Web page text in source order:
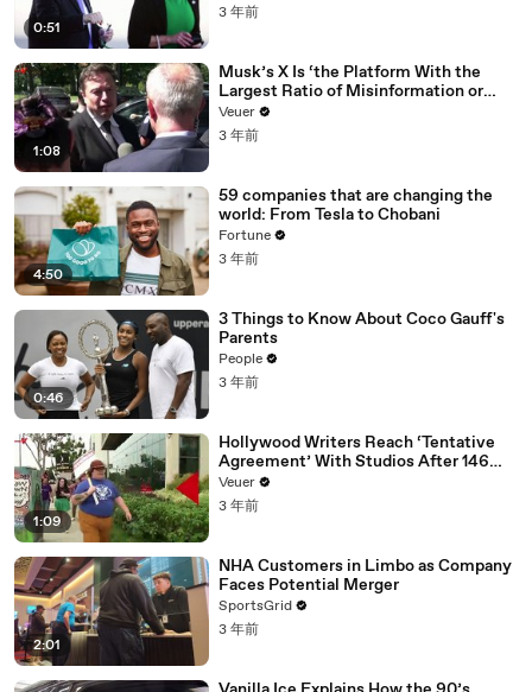
0:51
3 年前
1:08
Musk’s X Is ‘the Platform With the
Largest Ratio of Misinformation or
Disinformation’ Amongst All Social
Media Platforms
Veuer
3 年前
4:50
59 companies that are changing the
world: From Tesla to Chobani
Fortune
3 年前
0:46
3 Things to Know About Coco Gauff's
Parents
People
3 年前
1:09
Hollywood Writers Reach ‘Tentative
Agreement’ With Studios After 146
Day Strike
Veuer
3 年前
2:01
NHA Customers in Limbo as Company
Faces Potential Merger
SportsGrid
3 年前